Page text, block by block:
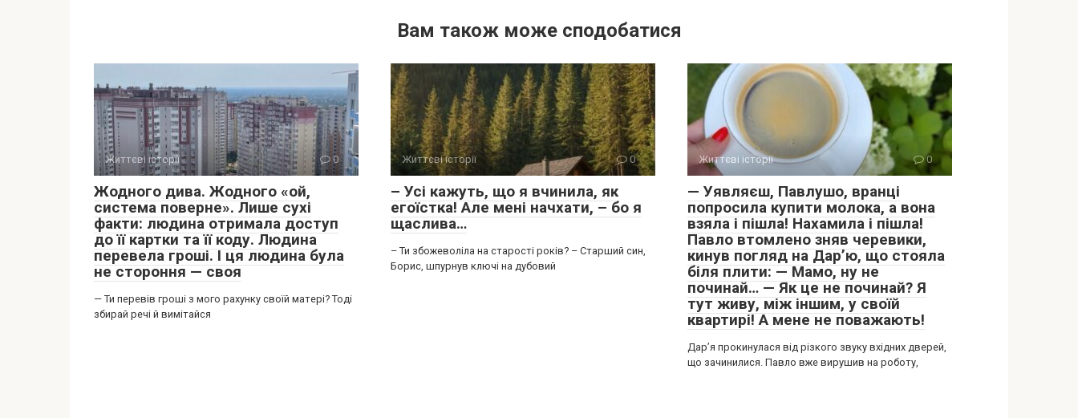
Вам також може сподобатися
Життєві історії 0
Жодного дива. Жодного «ой,
система поверне». Лише сухі
факти: людина отримала доступ
до її картки та її коду. Людина
перевела гроші. І ця людина була
не стороння — своя
— Ти перевів гроші з мого рахунку своїй матері? Тоді
збирай речі й вимітайся
Життєві історії 0
– Усі кажуть, що я вчинила, як
егоїстка! Але мені начхати, – бо я
щаслива…
– Ти збожеволіла на старості років? – Старший син,
Борис, шпурнув ключі на дубовий
Життєві історії 0
— Уявляєш, Павлушо, вранці
попросила купити молока, а вона
взяла і пішла! Нахамила і пішла!
Павло втомлено зняв черевики,
кинув погляд на Дар’ю, що стояла
біля плити: — Мамо, ну не
починай… — Як це не починай? Я
тут живу, між іншим, у своїй
квартирі! А мене не поважають!
Дар’я прокинулася від різкого звуку вхідних дверей,
що зачинилися. Павло вже вирушив на роботу,